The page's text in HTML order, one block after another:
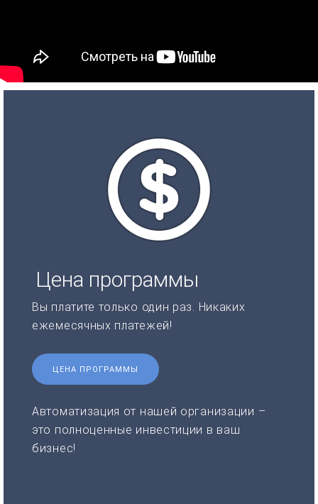
Цена программы
Вы платите только один раз. Никаких
ежемесячных платежей!
ЦЕНА ПРОГРАММЫ
Автоматизация от нашей организации –
это полноценные инвестиции в ваш
бизнес!